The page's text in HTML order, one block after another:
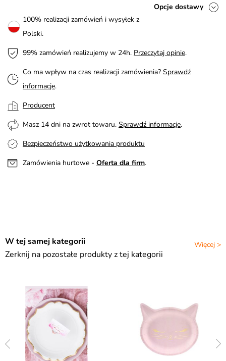
Opcje dostawy
100% realizacji zamówień i wysyłek z
Polski.
99% zamówień realizujemy w 24h. Przeczytaj opinie.
Co ma wpływ na czas realizacji zamówienia? Sprawdź
informacje.
Producent
Masz 14 dni na zwrot towaru. Sprawdź informacje.
Bezpieczeństwo użytkowania produktu
Zamówienia hurtowe - Oferta dla firm.
Więcej >
W tej samej kategorii
Zerknij na pozostałe produkty z tej kategorii